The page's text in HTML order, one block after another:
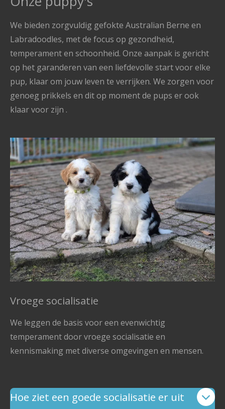
We bieden zorgvuldig gefokte Australian Berne en
Labradoodles, met de focus op gezondheid,
temperament en schoonheid. Onze aanpak is gericht
op het garanderen van een liefdevolle start voor elke
pup, klaar om jouw leven te verrijken. We zorgen voor
genoeg prikkels en dit op moment de pups er ook
klaar voor zijn .
Vroege socialisatie
We leggen de basis voor een evenwichtig
temperament door vroege socialisatie en
kennismaking met diverse omgevingen en mensen.
Hoe ziet een goede socialisatie er uit